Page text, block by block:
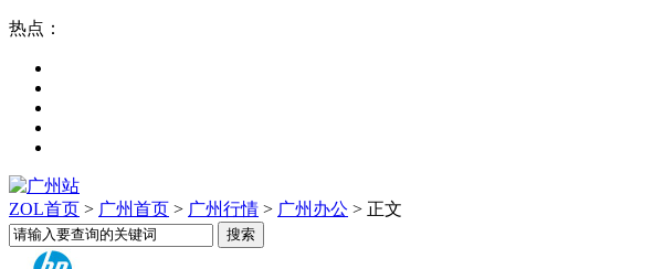
热点：
ZOL首页 > 广州首页 > 广州行情 > 广州办公 > 正文